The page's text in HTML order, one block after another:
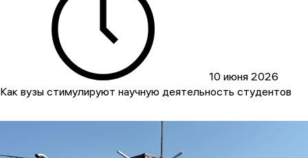
10 июня 2026
Как вузы стимулируют научную деятельность студентов